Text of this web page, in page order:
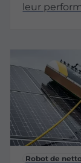
leur
qui
nous
faire le
Robot de